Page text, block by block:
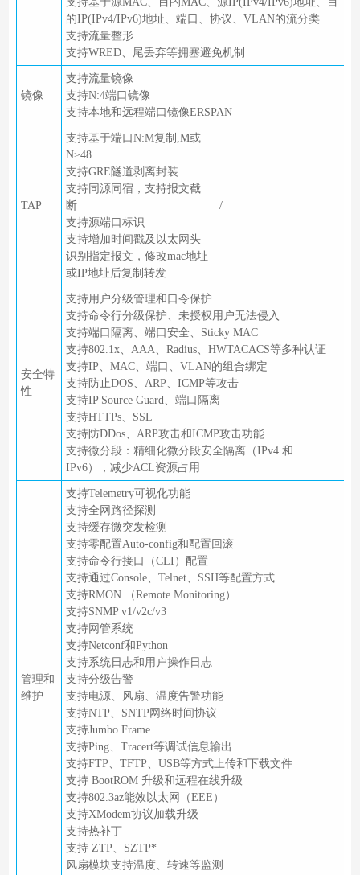
的IP(IPv4/IPv6)地址、端口、协议、VLAN的流分类
支持流量整形
支持WRED、尾丢弃等拥塞避免机制
镜像
支持流量镜像
支持N:4端口镜像
支持本地和远程端口镜像ERSPAN
TAP
支持基于端口N:M复制,M或
N≥48
支持GRE隧道剥离封装
支持同源同宿，支持报文截
断
支持源端口标识
支持增加时间戳及以太网头
识别指定报文，修改mac地址
或IP地址后复制转发
/
安全特
性
支持用户分级管理和口令保护
支持命令行分级保护、未授权用户无法侵入
支持端口隔离、端口安全、Sticky MAC
支持802.1x、AAA、Radius、HWTACACS等多种认证
支持IP、MAC、端口、VLAN的组合绑定
支持防止DOS、ARP、ICMP等攻击
支持IP Source Guard、端口隔离
支持HTTPs、SSL
支持防DDos、ARP攻击和ICMP攻击功能
支持微分段：精细化微分段安全隔离（IPv4 和
IPv6），减少ACL资源占用
管理和
维护
支持Telemetry可视化功能
支持全网路径探测
支持缓存微突发检测
支持零配置Auto-config和配置回滚
支持命令行接口（CLI）配置
支持通过Console、Telnet、SSH等配置方式
支持RMON （Remote Monitoring）
支持SNMP v1/v2c/v3
支持网管系统
支持Netconf和Python
支持系统日志和用户操作日志
支持分级告警
支持电源、风扇、温度告警功能
支持NTP、SNTP网络时间协议
支持Jumbo Frame
支持Ping、Tracert等调试信息输出
支持FTP、TFTP、USB等方式上传和下载文件
支持 BootROM 升级和远程在线升级
支持802.3az能效以太网（EEE）
支持XModem协议加载升级
支持热补丁
支持 ZTP、SZTP*
风扇模块支持温度、转速等监测